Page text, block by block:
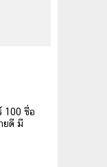
100 ชื่อ
ยดี มี